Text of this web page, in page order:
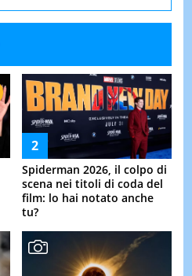
Spiderman 2026, il colpo di
scena nei titoli di coda del
film: lo hai notato anche
tu?